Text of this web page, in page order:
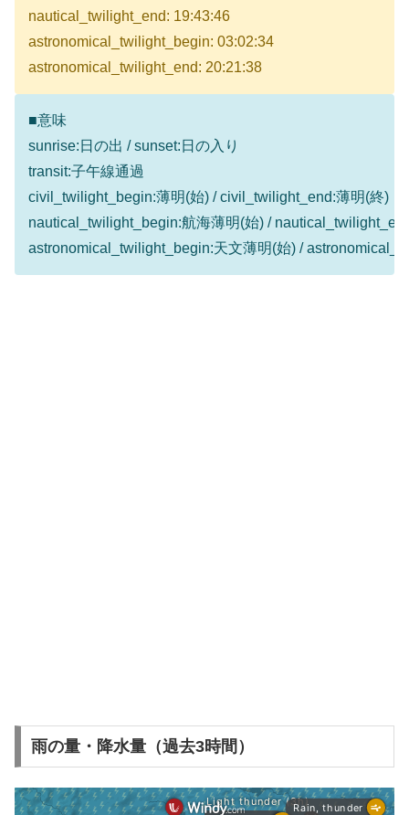
nautical_twilight_end: 19:43:46
astronomical_twilight_begin: 03:02:34
astronomical_twilight_end: 20:21:38
■意味
sunrise:日の出 / sunset:日の入り
transit:子午線通過
civil_twilight_begin:薄明(始) / civil_twilight_end:薄明(終)
nautical_twilight_begin:航海薄明(始) /
astronomical_twilight_begin:天文薄明(始) /
雨の量・降水量（過去3時間）